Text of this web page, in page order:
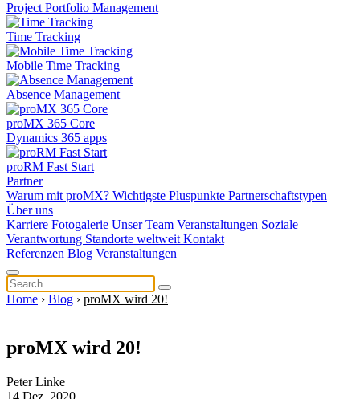
Project Portfolio Management
Time Tracking
Mobile Time Tracking
Absence Management
proMX 365 Core
Dynamics 365 apps
proRM Fast Start
Partner
Warum mit proMX? Wichtigste Pluspunkte Partnerschaftstypen
Über uns
Karriere Fotogalerie Unser Team Veranstaltungen Soziale
Verantwortung Standorte weltweit Kontakt
Referenzen Blog Veranstaltungen
Home › Blog › proMX wird 20!
proMX wird 20!
Peter Linke
14 Dez. 2020